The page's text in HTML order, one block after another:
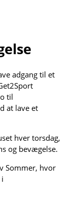
adgang til et
til
at lave et
hver torsdag,
og bevægelse.
Sommer, hvor
i